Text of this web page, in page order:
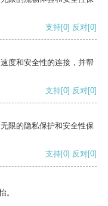
支持[0] 反对[0]
度和安全性的连接，并帮
支持[0] 反对[0]
限的隐私保护和安全性保
支持[0] 反对[0]
。